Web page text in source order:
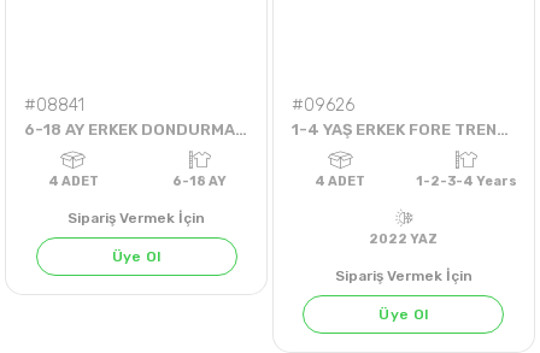
#08841
6-18 AY ERKEK DONDURMA ŞORTLU TAKIM
Sipariş Vermek İçin
Üye Ol
#09626
1-4 YAŞ ERKEK FORE TREND KÖPEKLİ ŞORTLU TAKIM
Sipariş Vermek İçin
Üye Ol